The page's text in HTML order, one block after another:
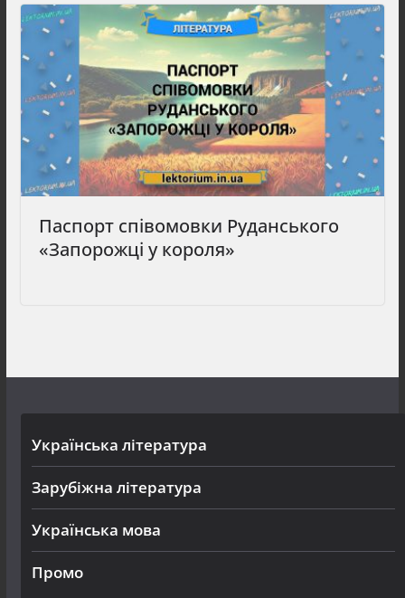
Паспорт співомовки Руданського
«Запорожці у короля»
Українська література
Зарубіжна література
Українська мова
Промо